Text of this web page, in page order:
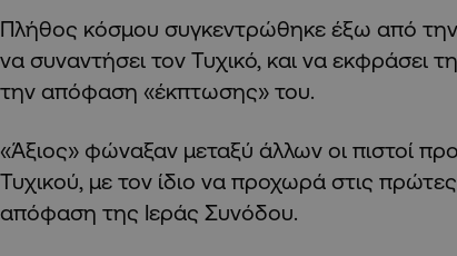
Πλήθος κόσμου συγκεντρώθηκε έξω από
να συναντήσει τον Τυχικό, και να εκφράσει
την απόφαση «έκπτωσης» του.
«Άξιος» φώναξαν μεταξύ άλλων οι πιστοί
Τυχικού, με τον ίδιο να προχωρά στις
απόφαση της Ιεράς Συνόδου.